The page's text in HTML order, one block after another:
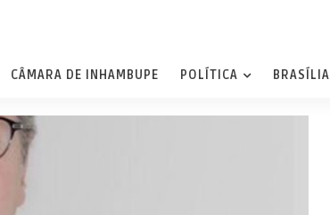
CÂMARA DE INHAMBUPE POLÍTICA BRASÍLIA